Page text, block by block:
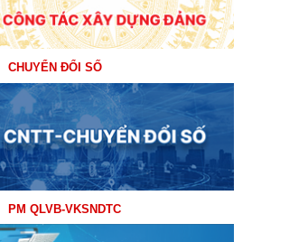
Viện kiểm sát nhân dân khu vực 6 –
Quảng Ninh tổ chức triển khai, tập
công việc gắn với KPI
Thực hiện Kế hoạch số 110/KH-VKSTC
ngày 28/5/2026 của Viện kiểm sát nhân
dân tối...
CHUYỂN ĐỔI SỐ
PM QLVB-VKSNDTC